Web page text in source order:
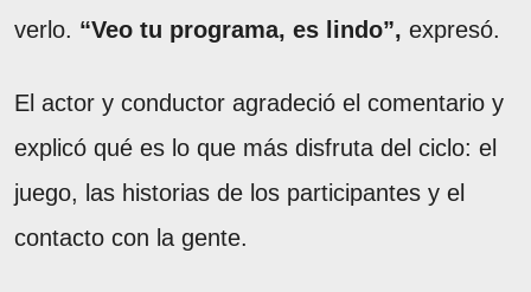
verlo. “Veo tu programa, es lindo”, expresó.
El actor y conductor agradeció el comentario y
explicó qué es lo que más disfruta del ciclo: el
juego, las historias de los participantes y el
contacto con la gente.